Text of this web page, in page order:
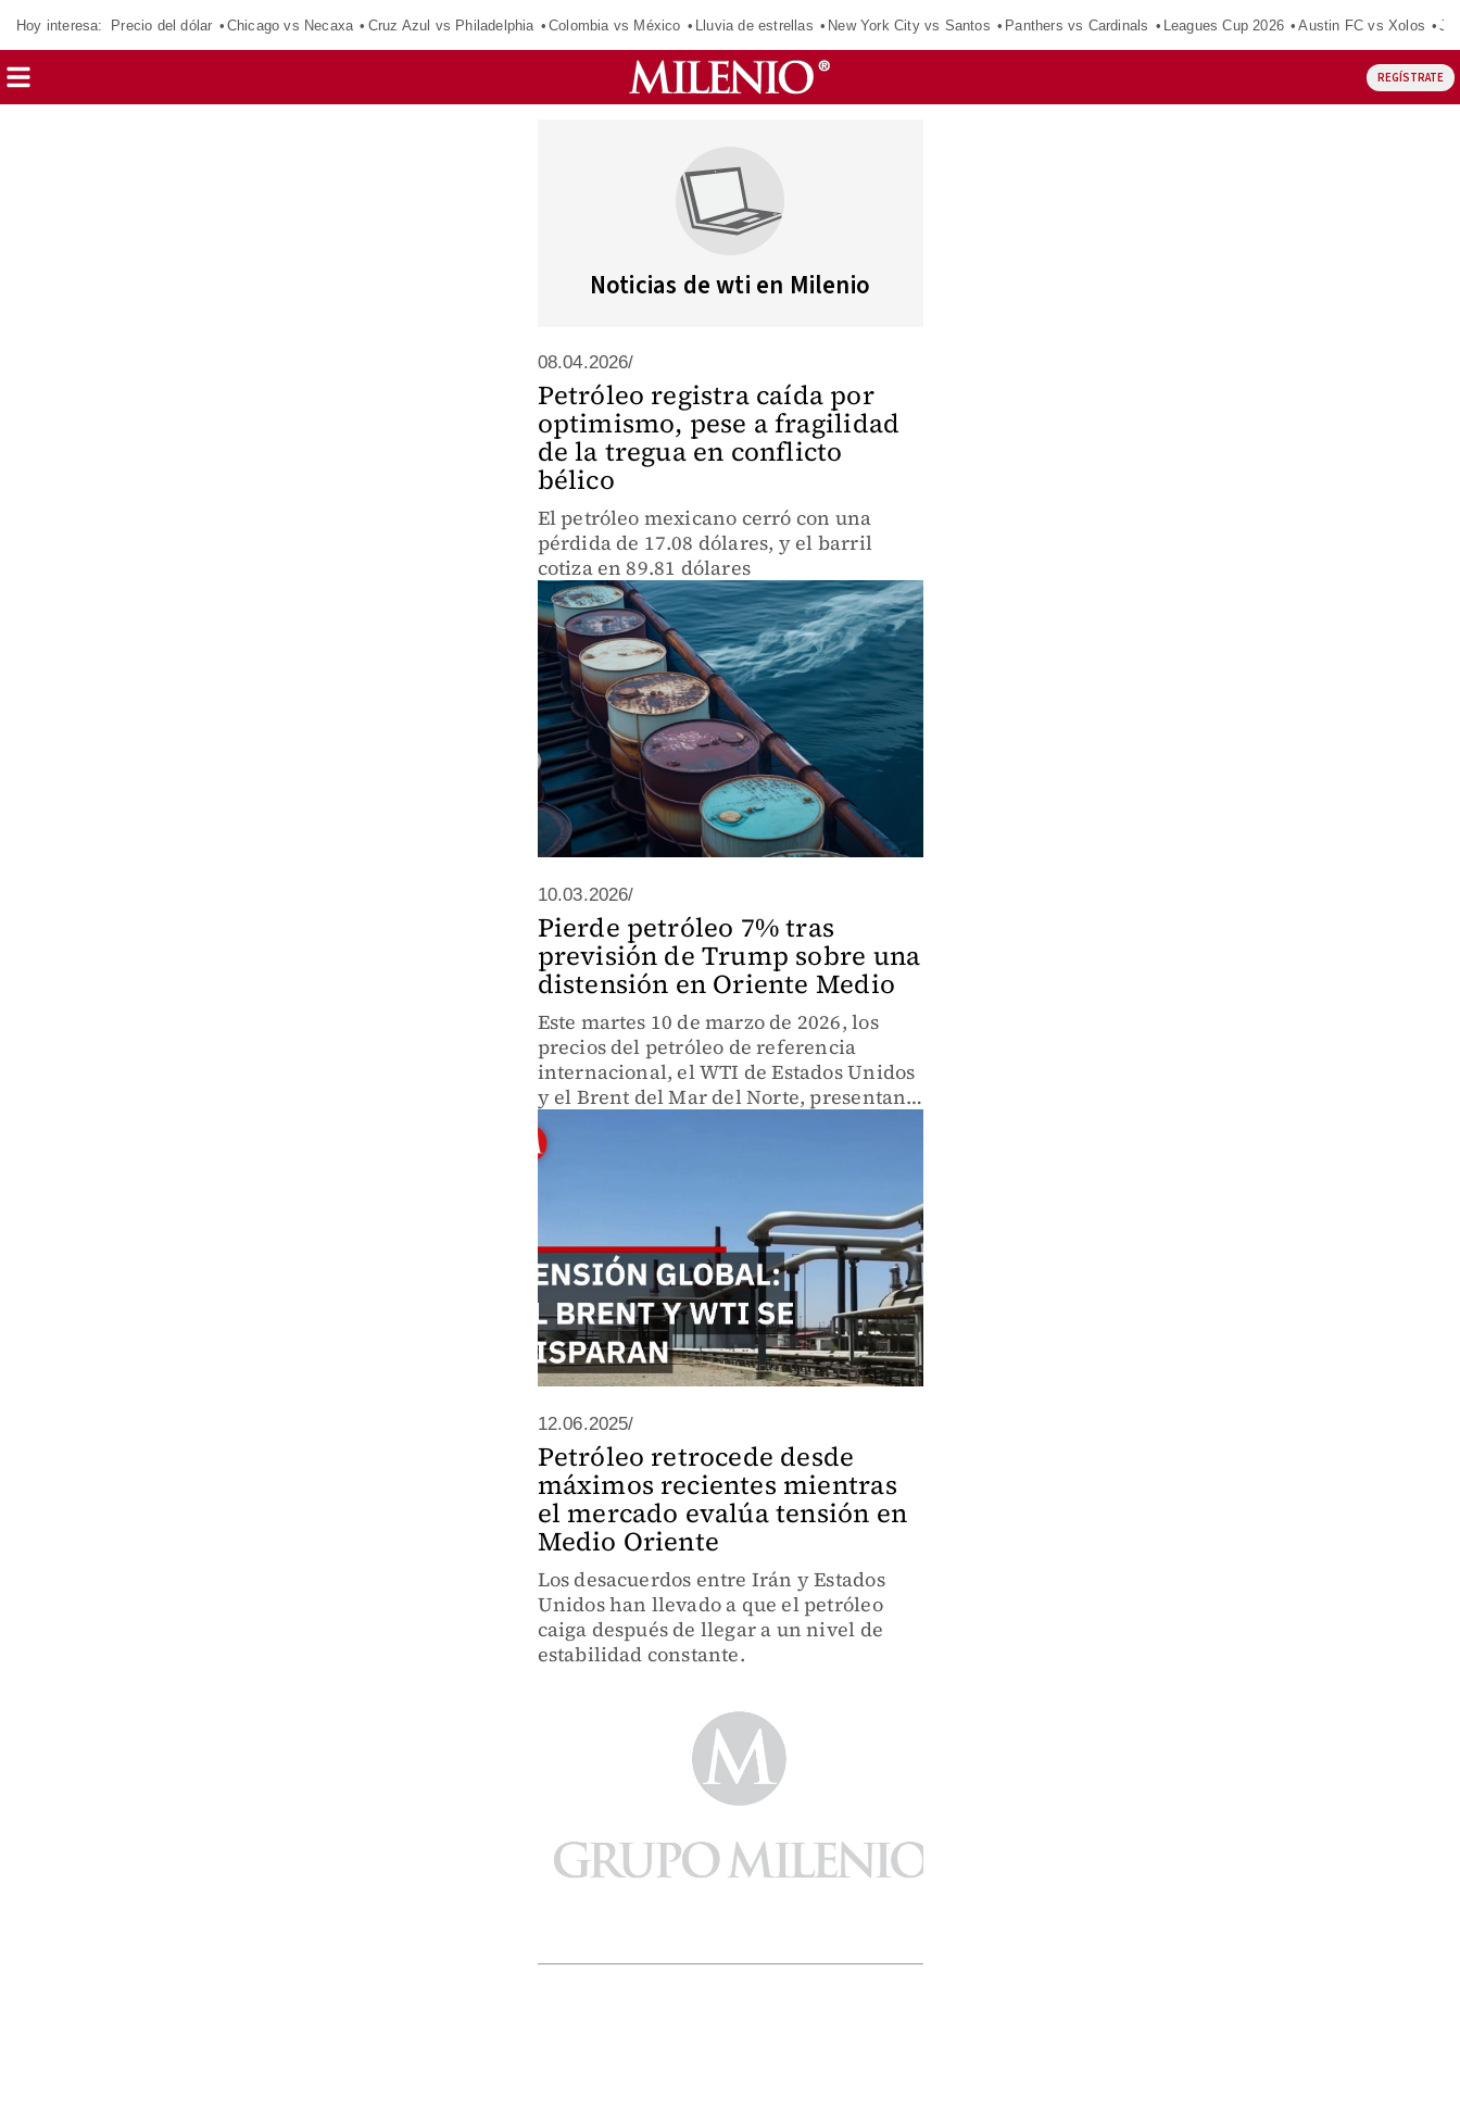
Hoy interesa: Precio del dólar Chicago vs Necaxa Cruz Azul vs Philadelphia Colombia vs México Lluvia de estrellas New York City vs Santos Panthers vs Cardinals Leagues Cup 2026 Austin FC vs Xolos
REGÍSTRATE
Noticias de wti en Milenio
08.04.2026/
Petróleo registra caída por
optimismo, pese a fragilidad
de la tregua en conflicto
bélico
El petróleo mexicano cerró con una
pérdida de 17.08 dólares, y el barril
cotiza en 89.81 dólares
10.03.2026/
Pierde petróleo 7% tras
previsión de Trump sobre una
distensión en Oriente Medio
Este martes 10 de marzo de 2026, los
precios del petróleo de referencia
internacional, el WTI de Estados Unidos
y el Brent del Mar del Norte, presentan
fluctuaciones significativas debido a los
factores geopolíticos de la actualidad.
12.06.2025/
Petróleo retrocede desde
máximos recientes mientras
el mercado evalúa tensión en
Medio Oriente
Los desacuerdos entre Irán y Estados
Unidos han llevado a que el petróleo
caiga después de llegar a un nivel de
estabilidad constante.